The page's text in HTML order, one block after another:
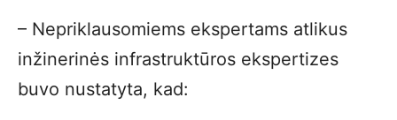
– Nepriklausomiems ekspertams atlikus
inžinerinės infrastruktūros ekspertizes
buvo nustatyta, kad: